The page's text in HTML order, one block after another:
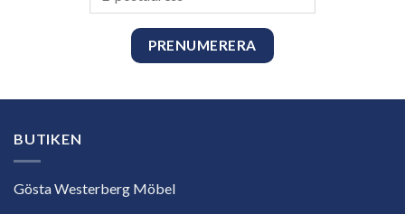
BUTIKEN
Gösta Westerberg Möbel